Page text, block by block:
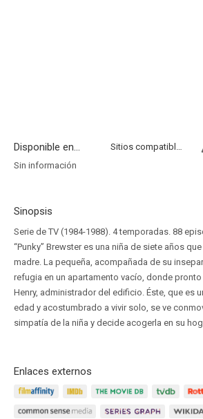
Disponible en...
Sitios compatibles
Sin información
Sinopsis
Serie de TV (1984-1988). 4 temporadas. 88
“Punky” Brewster es una niña de siete años
madre. La pequeña, acompañada de su
refugia en un apartamento vacío, donde
Henry, administrador del edificio. Éste, que es
edad y acostumbrado a vivir solo, se ve
simpatía de la niña y decide acogerla en su
Enlaces externos